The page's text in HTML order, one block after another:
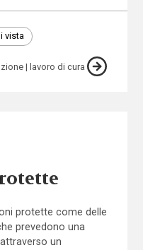
vista
lavoro di cura
protette come delle
prevedono una
un